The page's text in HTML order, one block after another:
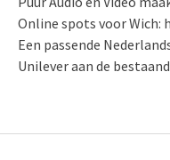
Online spots voor Wich:
Een passende
Unilever aan de